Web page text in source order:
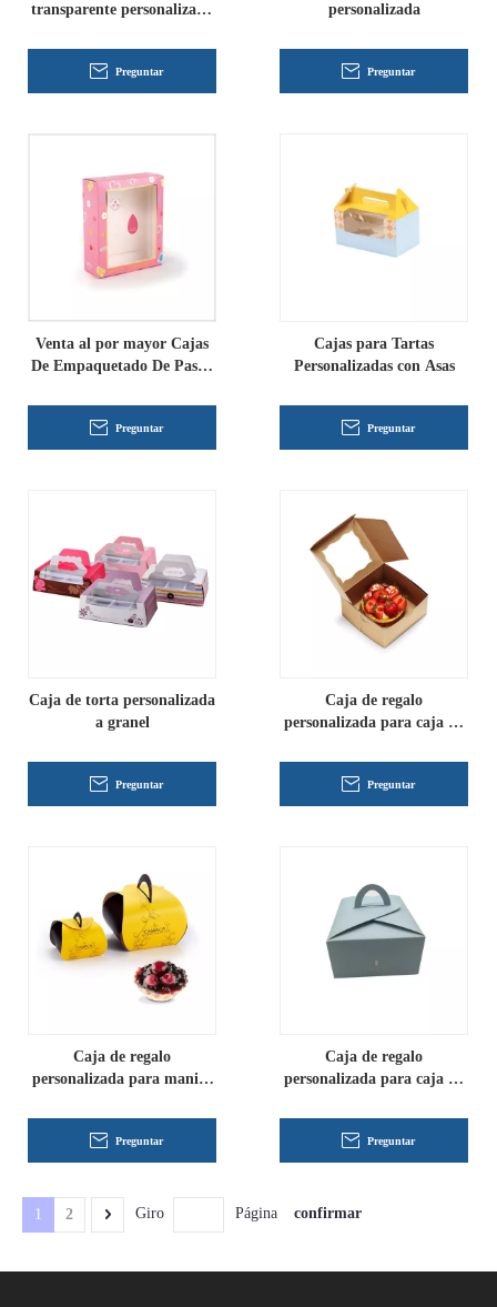
transparente personalizada
Preguntar
personalizada
Preguntar
Venta al por mayor Cajas
De Empaquetado De Pastel
Preguntar
Cajas para Tartas
Personalizadas con Asas
Preguntar
Caja de torta personalizada
a granel
Preguntar
Caja de regalo
personalizada para caja de
Preguntar
Caja de regalo
personalizada para manija
Preguntar
Caja de regalo
personalizada para caja de
Preguntar
1 2 Giro Página confirmar